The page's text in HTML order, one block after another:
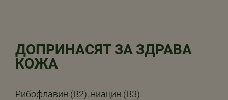
ДОПРИНАСЯТ ЗА ЗДРАВА
КОЖА
Рибофлавин (B2), ниацин (B3)